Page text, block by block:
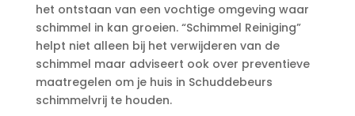
het ontstaan van een vochtige omgeving waar
schimmel in kan groeien.​ “Schimmel Reiniging”
helpt niet alleen bij het verwijderen van de
schimmel maar adviseert ook over preventieve
maatregelen om je huis in Schuddebeurs
schimmelvrij te houden.​